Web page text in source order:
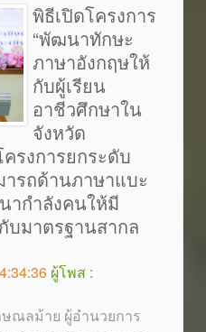
พิธีเปิดโครงการ
“พัฒนาทักษะ
ภาษาอังกฤษให้
กับผู้เรียน
อาชีวศึกษาใน
จังหวัด
รงการยกระดับ
รถด้านภาษาแบะ
ากำลังคนให้มี
บมาตรฐานสากล
ผู้โพส :
ณลม้าย ผู้อำนวยการ